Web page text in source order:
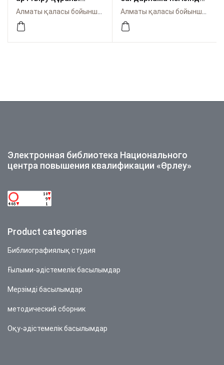
ретінде кәсіби-
тұлғалық мұғалімнің
өсуі Әдістемелік
оқушылардың тілдік
дағдыларын
қалыптастыру»
Электронная библиотека Национального
центра повышения квалификации «Өрлеу»
Product categories
Библиографиялық студия
Ғылыми-әдістемелік басылымдар
Мерзімді басылымдар
методический сборник
Оқу-әдістемелік басылымдар